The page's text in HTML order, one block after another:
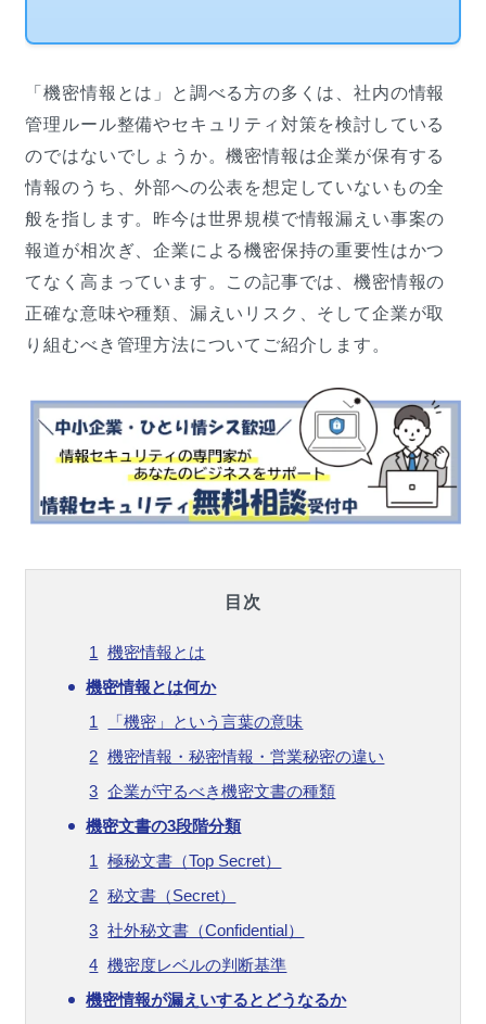
「機密情報とは」と調べる方の多くは、社内の情報
管理ルール整備やセキュリティ対策を検討している
のではないでしょうか。機密情報は企業が保有する
情報のうち、外部への公表を想定していないもの全
般を指します。昨今は世界規模で情報漏えい事案の
報道が相次ぎ、企業による機密保持の重要性はかつ
てなく高まっています。この記事では、機密情報の
正確な意味や種類、漏えいリスク、そして企業が取
り組むべき管理方法についてご紹介します。
目次
機密情報とは
機密情報とは何か
「機密」という言葉の意味
機密情報・秘密情報・営業秘密の違い
企業が守るべき機密文書の種類
機密文書の3段階分類
極秘文書（Top Secret）
秘文書（Secret）
社外秘文書（Confidential）
機密度レベルの判断基準
機密情報が漏えいするとどうなるか